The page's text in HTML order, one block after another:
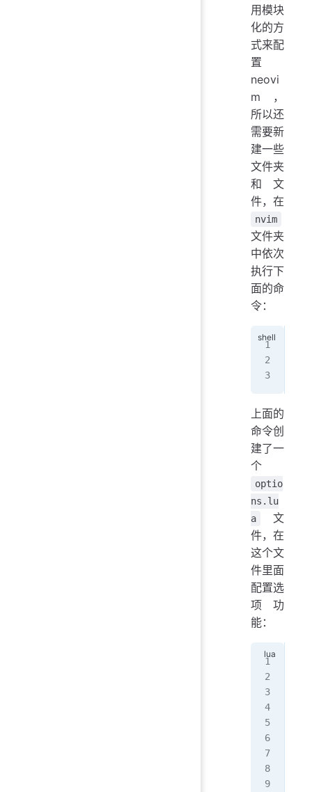
用模块
化的方
式来配
置
neovi
m ，
所以还
需要新
建一些
文件夹
和文
件，在
nvim
文件夹
中依次
执行下
面的命
令：
上面的
命令创
建了一
个
optio
ns.lu
a
文
件，在
这个文
件里面
配置选
项功
能：